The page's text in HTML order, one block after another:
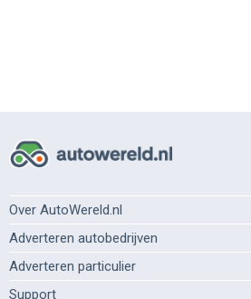
Over AutoWereld.nl
Adverteren autobedrijven
Adverteren particulier
Support